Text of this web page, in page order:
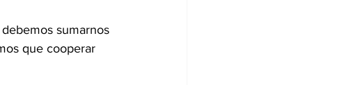
sumarnos
que cooperar